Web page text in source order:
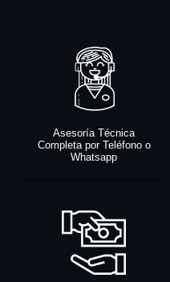
Asesoría Técnica
Completa por Teléfono o
Whatsapp